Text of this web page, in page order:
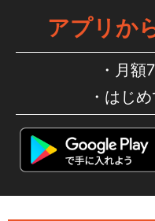
アプリか
月額
はじ